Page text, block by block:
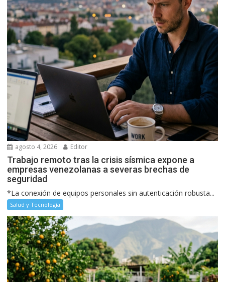
agosto 4, 2026 Editor
Trabajo remoto tras la crisis sísmica expone a
empresas venezolanas a severas brechas de
seguridad
*La conexión de equipos personales sin autenticación robusta...
Salud y Tecnología